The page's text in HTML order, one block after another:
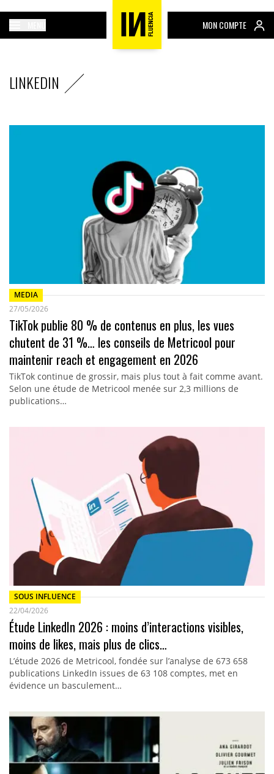
MON COMPTE
LINKEDIN
MEDIA
27/05/2026
TikTok publie 80 % de contenus en plus, les vues
chutent de 31 %… les conseils de Metricool pour
maintenir reach et engagement en 2026
TikTok continue de grossir, mais plus tout à fait comme avant.
Selon une étude de Metricool menée sur 2,3 millions de
publications…
SOUS INFLUENCE
22/04/2026
Étude LinkedIn 2026 : moins d’interactions visibles,
moins de likes, mais plus de clics…
L’étude 2026 de Metricool, fondée sur l’analyse de 673 658
publications LinkedIn issues de 63 108 comptes, met en
évidence un basculement…